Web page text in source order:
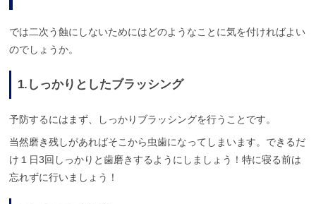
では二次う蝕にしないためにはどのようなことに気を付ければよい
のでしょうか。
1.しっかりとしたブラッシング
予防するにはまず、しっかりブラッシングを行うことです。
当然磨き残しがあればそこから虫歯になってしまいます。できるだ
け１日3回しっかりと歯磨きするようにしましょう！特に寝る前は
忘れずに行いましょう！